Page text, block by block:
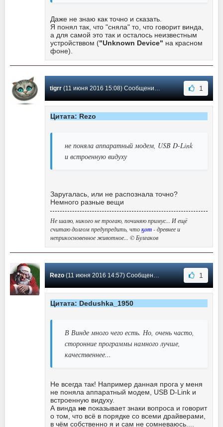
Даже не знаю как точно и сказать.
Я понял так, что "сняла" то, что говорит винда,
а для самой это так и осталось неизвестным
устройстввом ("Unknown Device" на красном
фоне).
tigrr(11 июня 2016 15:08) Сообщение #37 1
Цитата: Rezo
не поняла аппаратный модем, USB D-Link
и встроенную видуху
Заругалась, или не распознала точно?
Немного разные вещи
Не шалю, никого не трогаю, починяю примус... И ещё
считаю долгом предупредить, чтоӄот- древнее и
неприкосновенное животное... © Булгаков
Rezo(11 июня 2016 14:57) Сообщение #36 1
Цитата: Dedushka_1950
В Винде много чего есть. Но, очень часто,
сторонние программы намного лучше,
качественнее...
Не всегда так! Например данная прога у меня
не поняла аппаратный модем, USB D-Link и
встроенную видуху.
А винда не показывает знаки вопроса и говорит
о том, что всё в порядке со всеми драйверами,
в чём собственно я и сам не сомневаюсь....